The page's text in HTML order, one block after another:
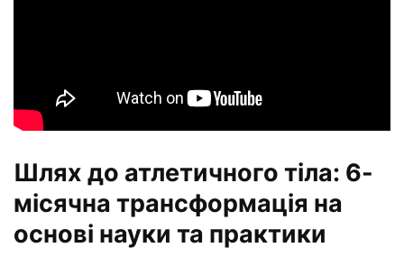
Шлях до атлетичного тіла: 6-
місячна трансформація на
основі науки та практики